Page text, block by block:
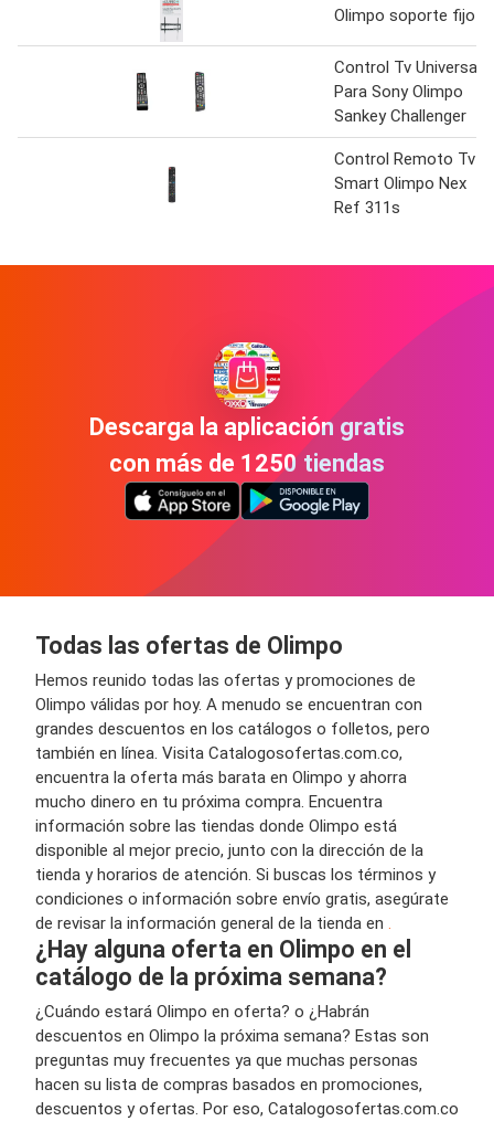
Olimpo soporte fijo
Control Tv Universal
Para Sony Olimpo
Sankey Challenger
Control Remoto Tv
Smart Olimpo Nex
Ref 311s
Descarga la aplicación gratis
con más de 1250 tiendas
Todas las ofertas de Olimpo
Hemos reunido todas las ofertas y promociones de
Olimpo válidas por hoy. A menudo se encuentran con
grandes descuentos en los catálogos o folletos, pero
también en línea. Visita Catalogosofertas.com.co,
encuentra la oferta más barata en Olimpo y ahorra
mucho dinero en tu próxima compra. Encuentra
información sobre las tiendas donde Olimpo está
disponible al mejor precio, junto con la dirección de la
tienda y horarios de atención. Si buscas los términos y
condiciones o información sobre envío gratis, asegúrate
de revisar la información general de la tienda en .
¿Hay alguna oferta en Olimpo en el
catálogo de la próxima semana?
¿Cuándo estará Olimpo en oferta? o ¿Habrán
descuentos en Olimpo la próxima semana? Estas son
preguntas muy frecuentes ya que muchas personas
hacen su lista de compras basados en promociones,
descuentos y ofertas. Por eso, Catalogosofertas.com.co